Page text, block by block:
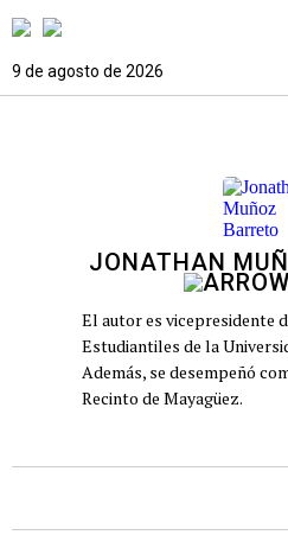
9 de agosto de 2026
JONATHAN
El autor es vicepresidente
Estudiantiles de la
Además, se desempeñó
Recinto de Mayagüez.